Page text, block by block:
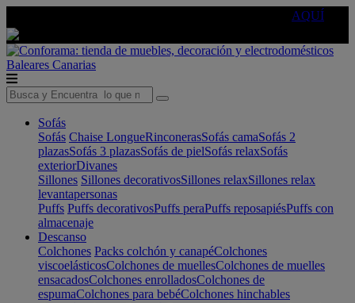
AQUÍ
Baleares Canarias
Sofás
Sofás Chaise LongueRinconerasSofás camaSofás 2
plazasSofás 3 plazasSofás de pielSofás relaxSofás
exteriorDivanes
Sillones Sillones decorativosSillones relaxSillones relax
levantapersonas
Puffs Puffs decorativosPuffs peraPuffs reposapiésPuffs con
almacenaje
Descanso
Colchones Packs colchón y canapéColchones
viscoelásticosColchones de muellesColchones de muelles
ensacadosColchones enrolladosColchones de
espumaColchones para bebéColchones hinchables